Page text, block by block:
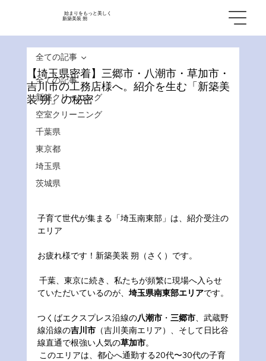
新築美装 朔
始まりをもっと美しく
全ての記事
新築クリーニング
空室クリーニング
千葉県
東京都
埼玉県
茨城県
全ての記事
【埼玉県密着】三郷市・八潮市・草加市・
吉川市の工務店様へ。紹介を生む「新築美
装 朔」の秘密
子育て世代が集まる「埼玉南東部」は、紹介受注の
エリア
お疲れ様です！新築美装 朔（さく）です。
ていただいているのが、 埼玉県南東部エリアです。
つくばエクスプレス沿線の八潮市・ 三郷市、武蔵野
線沿線の吉川市（吉川美南エリア）、そして日比谷
線直通で根強い人気の草加市。